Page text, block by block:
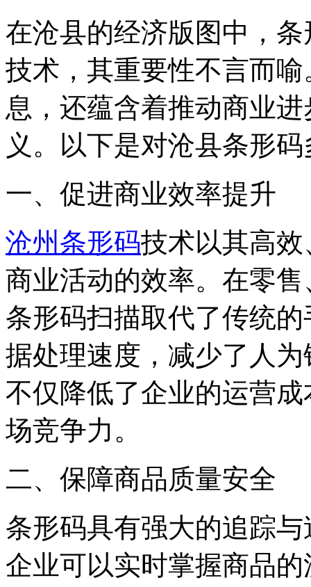
在沧县的经济版图中，
技术，其重要性不言而
息，还蕴含着推动商业
义。以下是对沧县条形
一、促进商业效率提升
沧州条形码技术以其高
商业活动的效率。在零
条形码扫描取代了传统
据处理速度，减少了人
不仅降低了企业的运营
场竞争力。
二、保障商品质量安全
条形码具有强大的追踪
企业可以实时掌握商品